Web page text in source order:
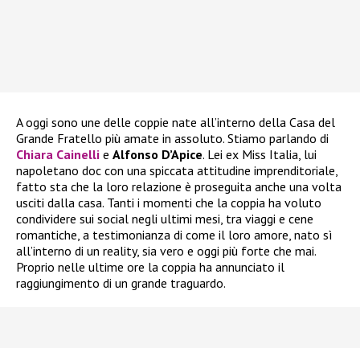
A oggi sono une delle coppie nate all’interno della Casa del
Grande Fratello più amate in assoluto. Stiamo parlando di
Chiara Cainelli e Alfonso D’Apice. Lei ex Miss Italia, lui
napoletano doc con una spiccata attitudine imprenditoriale,
fatto sta che la loro relazione è proseguita anche una volta
usciti dalla casa. Tanti i momenti che la coppia ha voluto
condividere sui social negli ultimi mesi, tra viaggi e cene
romantiche, a testimonianza di come il loro amore, nato sì
all’interno di un reality, sia vero e oggi più forte che mai.
Proprio nelle ultime ore la coppia ha annunciato il
raggiungimento di un grande traguardo.